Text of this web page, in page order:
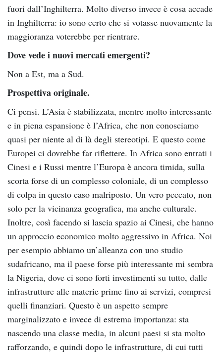
fuori dall’Inghilterra. Molto diverso invece è cosa accade
in Inghilterra: io sono certo che si votasse nuovamente la
maggioranza voterebbe per rientrare.
Dove vede i nuovi mercati emergenti?
Non a Est, ma a Sud.
Prospettiva originale.
Ci pensi. L’Asia è stabilizzata, mentre molto interessante
e in piena espansione è l’Africa, che non conosciamo
quasi per niente al di là degli stereotipi. E questo come
Europei ci dovrebbe far riflettere. In Africa sono entrati i
Cinesi e i Russi mentre l’Europa è ancora timida, sulla
scorta forse di un complesso coloniale, di un complesso
di colpa in questo caso malriposto. Un vero peccato, non
solo per la vicinanza geografica, ma anche culturale.
Inoltre, così facendo si lascia spazio ai Cinesi, che hanno
un approccio economico molto aggressivo in Africa. Noi
per esempio abbiamo un’alleanza con uno studio
sudafricano, ma il paese forse più interessante mi sembra
la Nigeria, dove ci sono forti investimenti su tutto, dalle
infrastrutture alle materie prime fino ai servizi, compresi
quelli finanziari. Questo è un aspetto sempre
marginalizzato e invece di estrema importanza: sta
nascendo una classe media, in alcuni paesi si sta molto
rafforzando, e quindi dopo le infrastrutture, di cui tutti